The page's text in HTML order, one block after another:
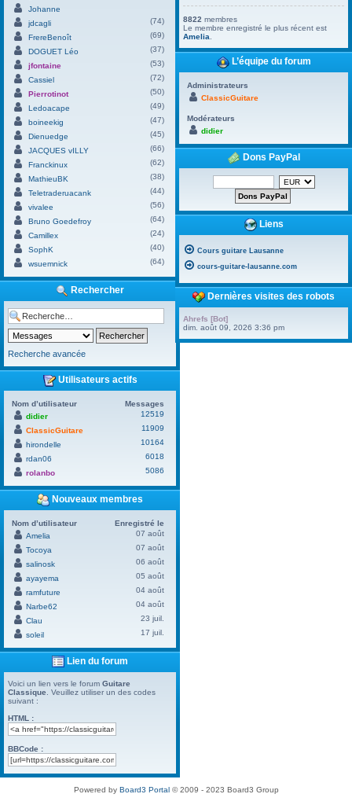
Johanne
jdcagli
(74)
FrereBenoît
(69)
DOGUET Léo
(37)
jfontaine
(53)
Cassiel
(72)
Pierrotinot
(50)
Ledoacape
(49)
boineekig
(47)
Dienuedge
(45)
JACQUES vILLY
(66)
Franckinux
(62)
MathieuBK
(38)
Teletraderuacank
(44)
vivalee
(56)
Bruno Goedefroy
(64)
Camillex
(24)
SophK
(40)
wsuemnick
(64)
Rechercher
Recherche avancée
Utilisateurs actifs
Nom d’utilisateur
Messages
didier
12519
ClassicGuitare
11909
hirondelle
10164
rdan06
6018
rolanbo
5086
Nouveaux membres
Nom d’utilisateur
Enregistré le
Amelia
07 août
Tocoya
07 août
salinosk
06 août
ayayema
05 août
ramfuture
04 août
Narbe62
04 août
Clau
23 juil.
soleil
17 juil.
Lien du forum
Voici un lien vers le forum Guitare
Classique . Veuillez utiliser un des codes
suivant :
HTML :
BBCode :
8822 membres
Le membre enregistré le plus récent est
Amelia
L’équipe du forum
Administrateurs
ClassicGuitare
Modérateurs
didier
Dons PayPal
Liens
Cours guitare Lausanne
cours-guitare-lausanne.com
Dernières visites des robots
Ahrefs [Bot]
dim. août 09, 2026 3:36 pm
Powered by Board3 Portal© 2009 - 2023 Board3 Group